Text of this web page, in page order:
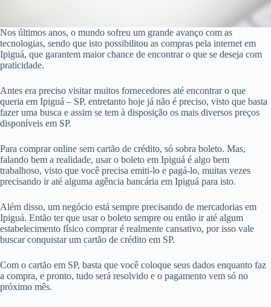
Nos últimos anos, o mundo sofreu um grande avanço com as
tecnologias, sendo que isto possibilitou as compras pela internet em
Ipiguá, que garantem maior chance de encontrar o que se deseja com
praticidade.
Antes era preciso visitar muitos fornecedores até encontrar o que
queria em Ipiguá – SP, entretanto hoje já não é preciso, visto que basta
fazer uma busca e assim se tem à disposição os mais diversos preços
disponíveis em SP.
Para comprar online sem cartão de crédito, só sobra boleto. Mas,
falando bem a realidade, usar o boleto em Ipiguá é algo bem
trabalhoso, visto que você precisa emiti-lo e pagá-lo, muitas vezes
precisando ir até alguma agência bancária em Ipiguá para isto.
Além disso, um negócio está sempre precisando de mercadorias em
Ipiguá. Então ter que usar o boleto sempre ou então ir até algum
estabelecimento físico comprar é realmente cansativo, por isso vale
buscar conquistar um cartão de crédito em SP.
Com o cartão em SP, basta que você coloque seus dados enquanto faz
a compra, e pronto, tudo será resolvido e o pagamento vem só no
próximo mês.